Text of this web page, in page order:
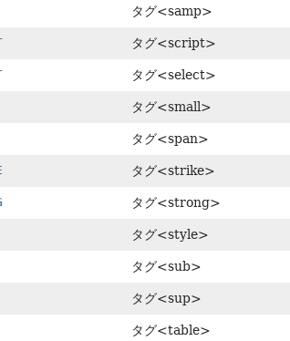
タグ<samp>
タグ<script>
タグ<select>
タグ<small>
タグ<span>
タグ<strike>
タグ<strong>
タグ<style>
タグ<sub>
タグ<sup>
タグ<table>